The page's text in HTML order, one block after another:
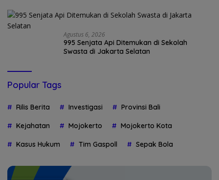
Agustus 6, 2026
995 Senjata Api Ditemukan di Sekolah
Swasta di Jakarta Selatan
Popular Tags
Rilis Berita Investigasi Provinsi Bali
Kejahatan Mojokerto Mojokerto Kota
Kasus Hukum Tim Gaspoll Sepak Bola